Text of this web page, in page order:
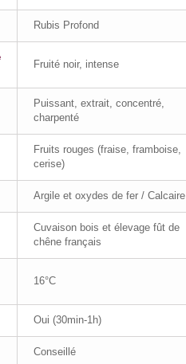
Rubis Profond
Fruité noir, intense
Puissant, extrait, concentré,
charpenté
Fruits rouges (fraise, framboise,
cerise)
Argile et oxydes de fer / Calcaire
Cuvaison bois et élevage fût de
chêne français
16°C
Oui (30min-1h)
Conseillé